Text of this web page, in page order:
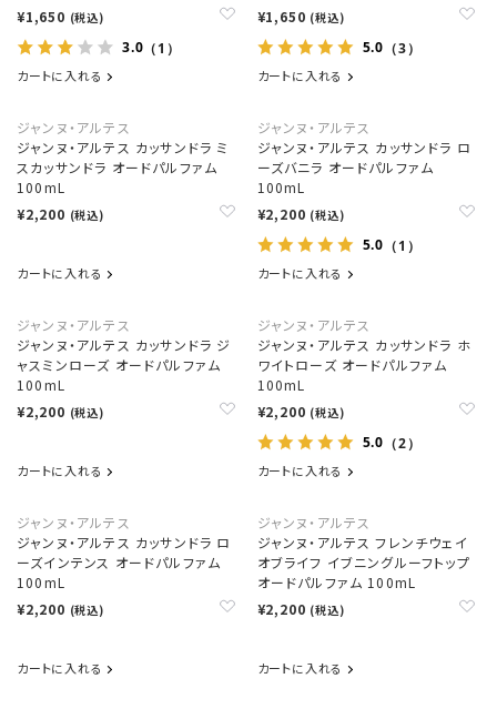
¥1,650 (税込)
3.0 （1）
カートに入れる
¥1,650 (税込)
5.0 （3）
カートに入れる
ジャンヌ・アルテス
ジャンヌ・アルテス カッサンドラ ミ
スカッサンドラ オードパルファム
100mL
¥2,200 (税込)
カートに入れる
ジャンヌ・アルテス
ジャンヌ・アルテス カッサンドラ ロ
ーズバニラ オードパルファム
100mL
¥2,200 (税込)
5.0 （1）
カートに入れる
ジャンヌ・アルテス
ジャンヌ・アルテス カッサンドラ ジ
ャスミンローズ オードパルファム
100mL
¥2,200 (税込)
カートに入れる
ジャンヌ・アルテス
ジャンヌ・アルテス カッサンドラ ホ
ワイトローズ オードパルファム
100mL
¥2,200 (税込)
5.0 （2）
カートに入れる
ジャンヌ・アルテス
ジャンヌ・アルテス カッサンドラ ロ
ーズインテンス オードパルファム
100mL
¥2,200 (税込)
カートに入れる
ジャンヌ・アルテス
ジャンヌ・アルテス フレンチウェイ
オブライフ イブニングルーフトップ
オードパルファム 100mL
¥2,200 (税込)
カートに入れる